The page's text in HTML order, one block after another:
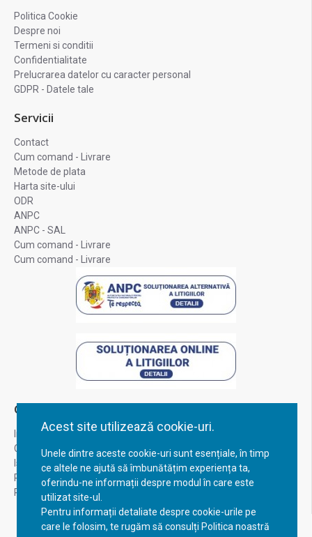
Acest site utilizează cookie-uri.
Unele dintre aceste cookie-uri sunt esențiale, în timp
ce altele ne ajută să îmbunătățim experiența ta,
oferindu-ne informații despre modul în care este
utilizat site-ul.
Pentru informații detaliate despre cookie-urile pe
care le folosim, te rugăm să consulți Politica noastră
Politica Cookie
Despre noi
Termeni si conditii
Confidentialitate
Prelucrarea datelor cu caracter personal
GDPR - Datele tale
Servicii
Contact
Cum comand - Livrare
Metode de plata
Harta site-ului
ODR
ANPC
ANPC - SAL
Cum comand - Livrare
Cum comand - Livrare
Contul Meu
Inregistrare
Contul meu
Istoric comenzi
Recuperare parola
Returnare produs